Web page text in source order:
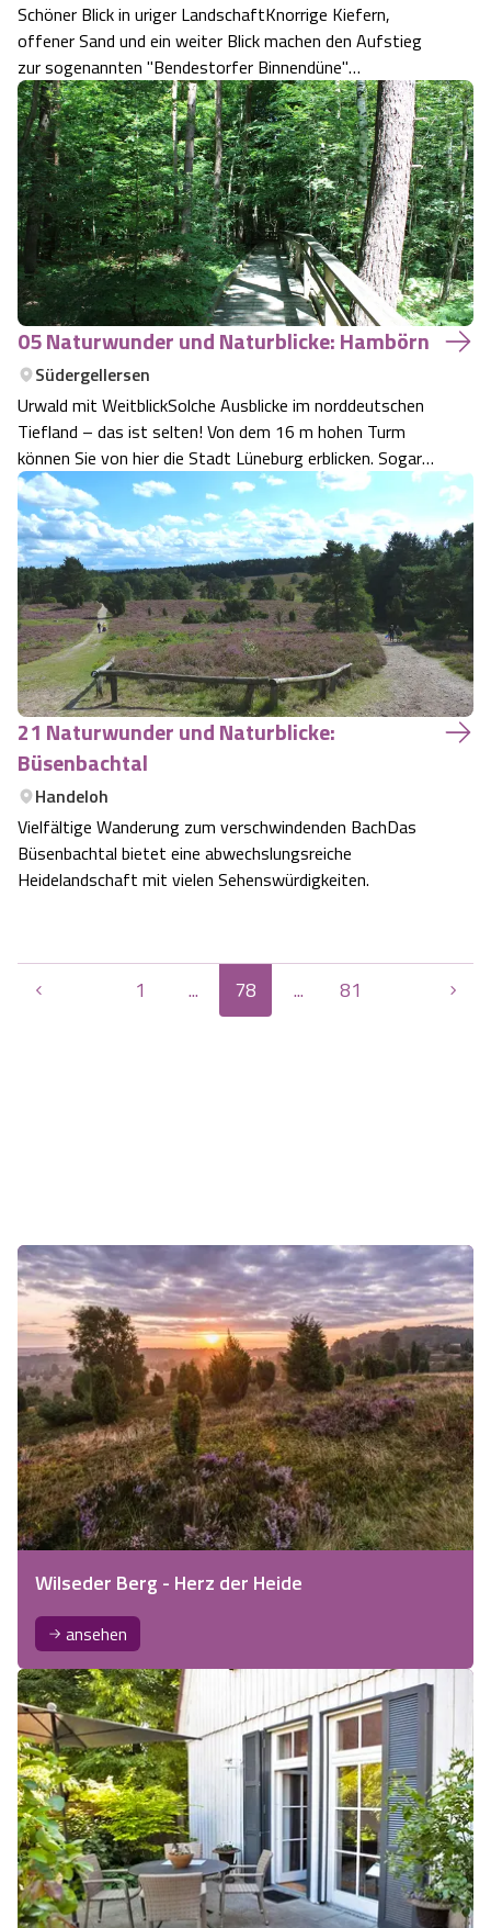
Schöner Blick in uriger LandschaftKnorrige Kiefern,
offener Sand und ein weiter Blick machen den Aufstieg
zur sogenannten "Bendestorfer Binnendüne"
lohnenswert.
05 Naturwunder und Naturblicke: Hambörn
Südergellersen
Urwald mit WeitblickSolche Ausblicke im norddeutschen
Tiefland – das ist selten! Von dem 16 m hohen Turm
können Sie von hier die Stadt Lüneburg erblicken. Sogar
das 30 Kilometer entfernte Geesthacht nördlich der Elbe
zeigt sich.
21 Naturwunder und Naturblicke:
Büsenbachtal
Handeloh
Vielfältige Wanderung zum verschwindenden BachDas
Büsenbachtal bietet eine abwechslungsreiche
Heidelandschaft mit vielen Sehenswürdigkeiten.
1 ... 78 ... 81
Wilseder Berg - Herz der Heide
ansehen